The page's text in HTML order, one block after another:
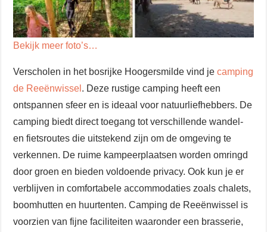
Bekijk meer foto’s…
Verscholen in het bosrijke Hoogersmilde vind jecamping
de Reeënwissel . Deze rustige camping heeft een
ontspannen sfeer en is ideaal voor natuurliefhebbers. De
camping biedt direct toegang tot verschillende wandel-
en fietsroutes die uitstekend zijn om de omgeving te
verkennen. De ruime kampeerplaatsen worden omringd
door groen en bieden voldoende privacy. Ook kun je er
verblijven in comfortabele accommodaties zoals chalets,
boomhutten en huurtenten. Camping de Reeënwissel is
voorzien van fijne faciliteiten waaronder een brasserie,